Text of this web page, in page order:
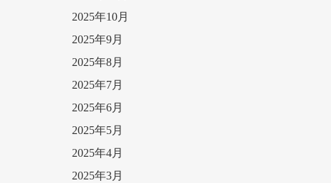
2025年10月
2025年9月
2025年8月
2025年7月
2025年6月
2025年5月
2025年4月
2025年3月